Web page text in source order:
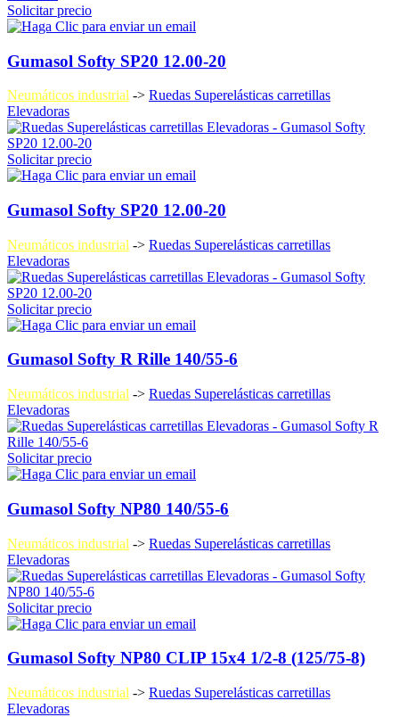
Solicitar precio
Gumasol Softy SP20 12.00-20
Neumáticos industrial -> Ruedas Superelásticas carretillas
Elevadoras
Solicitar precio
Gumasol Softy SP20 12.00-20
Neumáticos industrial -> Ruedas Superelásticas carretillas
Elevadoras
Solicitar precio
Gumasol Softy R Rille 140/55-6
Neumáticos industrial -> Ruedas Superelásticas carretillas
Elevadoras
Solicitar precio
Gumasol Softy NP80 140/55-6
Neumáticos industrial -> Ruedas Superelásticas carretillas
Elevadoras
Solicitar precio
Gumasol Softy NP80 CLIP 15x4 1/2-8 (125/75-8)
Neumáticos industrial -> Ruedas Superelásticas carretillas
Elevadoras